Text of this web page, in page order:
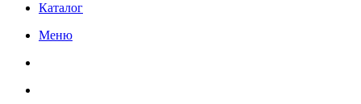
Каталог
Меню